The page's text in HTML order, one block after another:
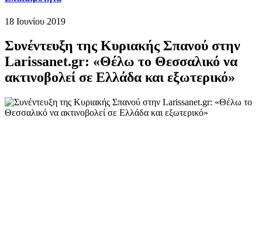
18 Ιουνίου 2019
Συνέντευξη της Κυριακής Σπανού στην
Larissanet.gr: «Θέλω το Θεσσαλικό να
ακτινοβολεί σε Ελλάδα και εξωτερικό»